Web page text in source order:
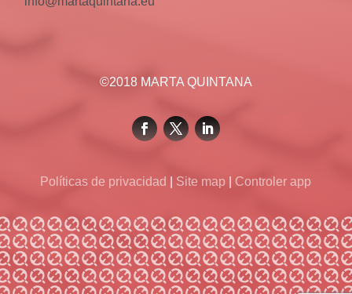
©2018 MARTA QUINTANA
Políticas de privacidad Site map Controler app